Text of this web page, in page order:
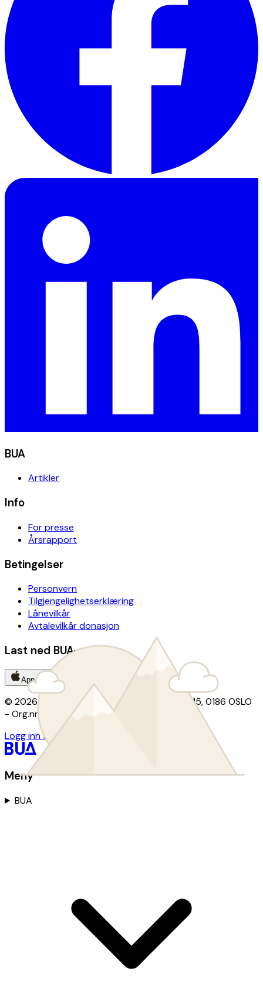
BUA
Artikler
Info
For presse
Årsrapport
Betingelser
Personvern
Tilgjengelighetserklæring
Lånevilkår
Avtalevilkår donasjon
Last ned BUA-appen
App Store
© 2026 BUA · Kontor: Christian Krohgs gate 15, 0186 OSLO
- Org.nr: 924 290 218
Logg inn for utlånsordninger
Meny
BUA